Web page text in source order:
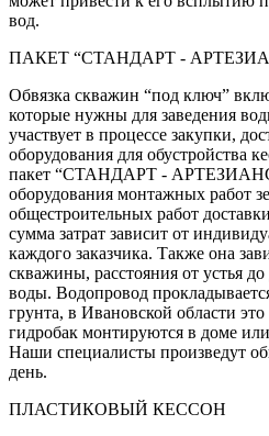
вод.
ПАКЕТ “СТАНДАРТ -
Обвязка скважин “под ключ”
которые нужны для заведения
участвует в процессе закупки,
оборудования для обустройства
пакет “СТАНДАРТ -
оборудования монтажных работ
общестроительных работ
сумма затрат зависит от
каждого заказчика. Также она
скважины, расстояния от устья
воды. Водопровод
грунта, в Ивановской области
гидробак монтируются в доме
Наши специалисты произведут
день.
ПЛАСТИКОВЫЙ КЕССОН